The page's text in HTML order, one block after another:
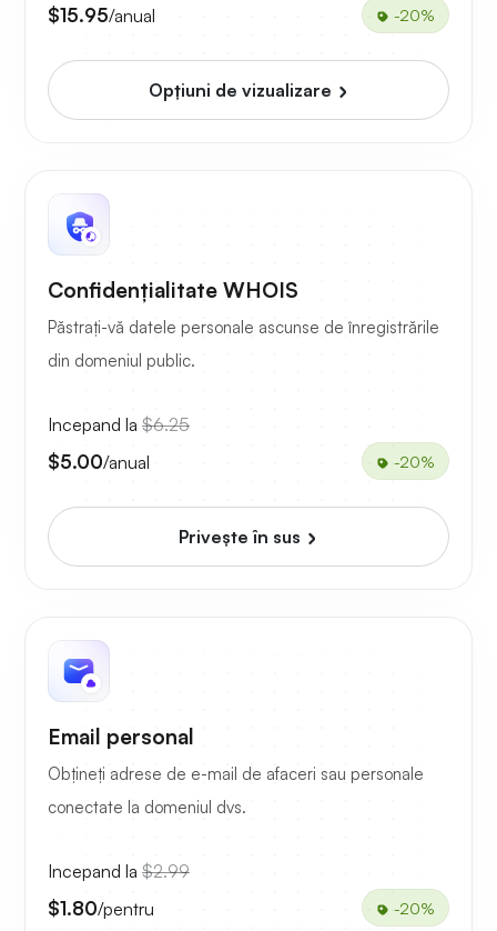
$15.95/anual -20%
Opțiuni de vizualizare
Confidențialitate WHOIS
Păstrați-vă datele personale ascunse de înregistrările
din domeniul public.
Incepand la $6.25
$5.00/anual -20%
Priveşte în sus
Email personal
Obțineți adrese de e-mail de afaceri sau personale
conectate la domeniul dvs.
Incepand la $2.99
$1.80/pentru -20%